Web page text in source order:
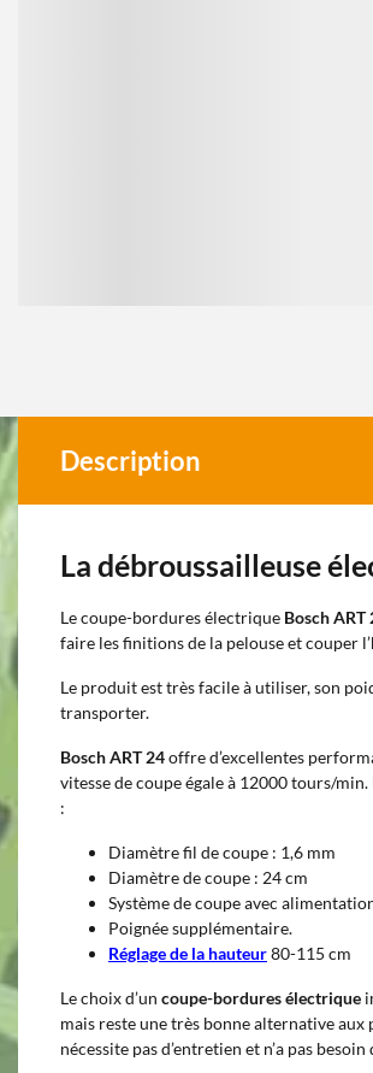
Description
La débroussailleuse
Le coupe-bordures électrique Bosch ART
faire les finitions de la pelouse et couper
Le produit est très facile à utiliser, son
transporter.
Bosch ART 24offre d’excellentes
vitesse de coupe égale à 12000 tours/
:
Diamètre fil de coupe : 1,6 mm
Diamètre de coupe : 24 cm
Système de coupe avec
Poignée supplémentaire.
Réglage de la hauteur80-115 cm
Le choix d’un coupe-bordures électrique
mais reste une très bonne alternative
nécessite pas d’entretien et n’a pas besoin